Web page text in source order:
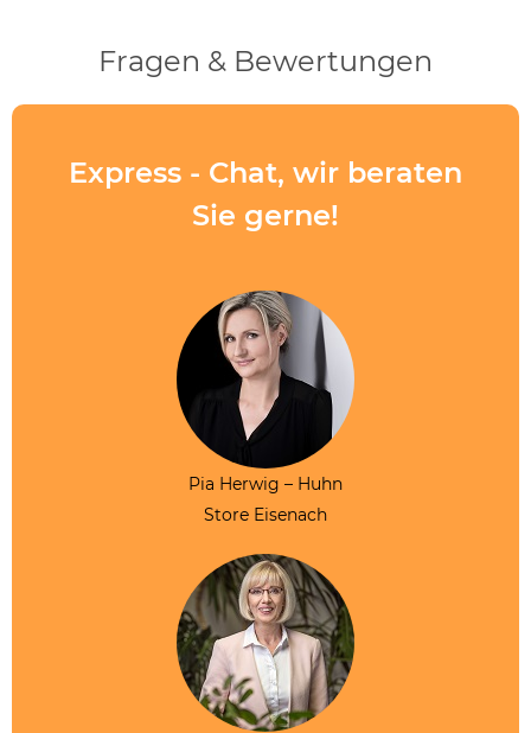
Fragen & Bewertungen
Express - Chat, wir beraten
Sie gerne!
Pia Herwig – Huhn
Store Eisenach